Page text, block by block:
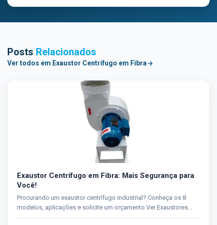
Posts Relacionados
Ver todos em Exaustor Centrífugo em Fibra
Exaustor Centrífugo em Fibra: Mais Segurança para
Você!
Procurando um exaustor centrífugo industrial? Conheça os 8
modelos, aplicações e solicite um orçamento.Ver Exaustores
Centrífugos Brasfaiber →...